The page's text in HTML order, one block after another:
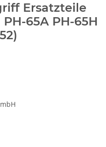
Ersatzteile
65A PH-65H